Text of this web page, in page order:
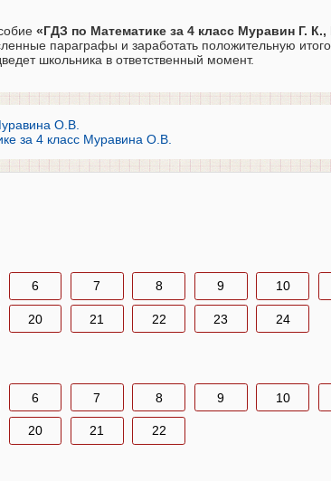
«ГДЗ по Математике за 4 класс Муравин Г.
параграфы и заработать положительную
школьника в ответственный момент.
О.В.
за 4 класс Муравина О.В.
6 7 8 9 10
20 21 22 23 24
6 7 8 9 10
20 21 22